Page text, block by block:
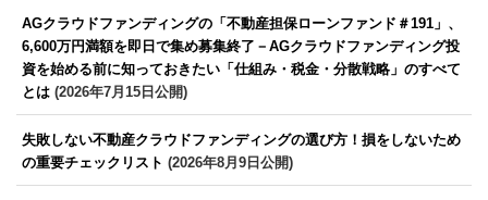
AGクラウドファンディングの「不動産担保ローンファンド＃191」、
6,600万円満額を即日で集め募集終了－AGクラウドファンディング投
資を始める前に知っておきたい「仕組み・税金・分散戦略」のすべて
とは (2026年7月15日公開)
失敗しない不動産クラウドファンディングの選び方！損をしないため
の重要チェックリスト (2026年8月9日公開)